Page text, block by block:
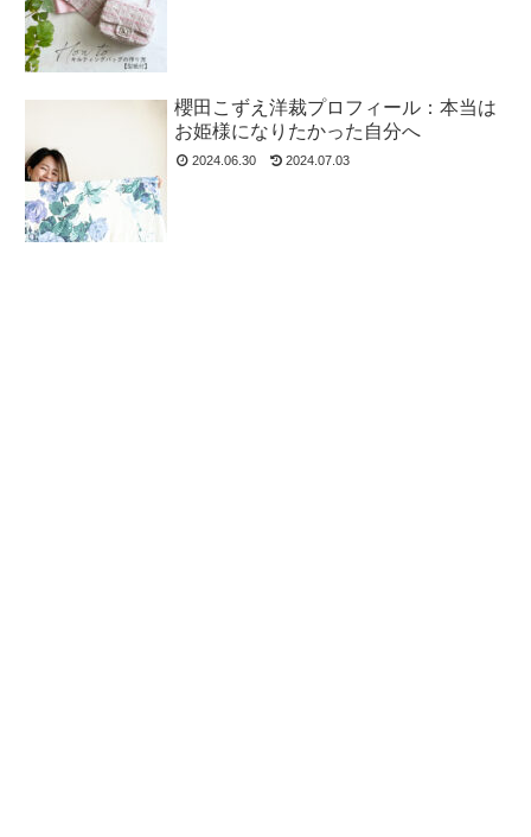
櫻田こずえ洋裁プロフィール：本当は
お姫様になりたかった自分へ
2024.06.30 2024.07.03